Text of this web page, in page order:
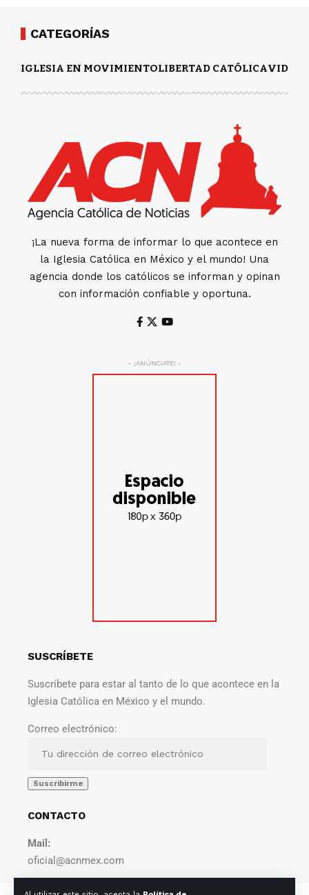
CATEGORÍAS
IGLESIA EN MOVIMIENTOLIBERTAD CATÓLICAVIDA
¡La nueva forma de informar lo que acontece en
la Iglesia Católica en México y el mundo! Una
agencia donde los católicos se informan y opinan
con información confiable y oportuna.
- ¡ANÚNCIATE! -
SUSCRÍBETE
Suscríbete para estar al tanto de lo que acontece en la
Iglesia Católica en México y el mundo.
Correo electrónico:
CONTACTO
Mail:
oficial@acnmex.com